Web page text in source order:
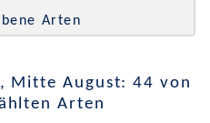
Arten
Mitte August: 44 von
Arten